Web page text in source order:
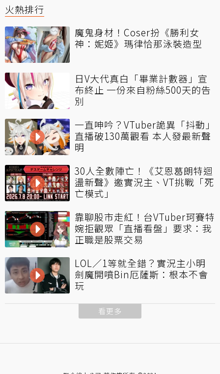
火熱排行
魔鬼身材！Coser扮《勝利女
神：妮姬》瑪律恰那泳裝造型
日V大代真白「畢業計數器」宣
布終止 一份來自粉絲500天的告
別
一直呻吟？VTuber詭異「抖動」
直播破130萬觀看 本人發最新聲
明
30人全數陣亡！《艾恩葛朗特迴
盪新聲》邀實況主、VT挑戰「死
亡模式」
靠聊股市走紅！台VTuber珂賽特
婉拒觀眾「直播看盤」要求：我
正職是股票交易
LOL／1等就全錯？實況主小明
劍魔開噴Bin厄薩斯：根本不會
玩
看更多